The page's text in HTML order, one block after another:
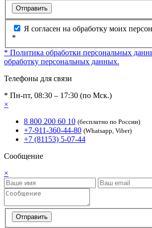
Отправить
Я согласен на обработку моих
*
* Политика обработки персональных
обработку персональных данных.
Телефоны для связи
* Пн-пт, 08:30 – 17:30 (по Мск.)
×
8 800 200 60 10 (бесплатно по России)
+7-911-360-44-80 (Whatsapp, Viber)
+7 (81153) 5-07-44
Сообщение
×
Отправить